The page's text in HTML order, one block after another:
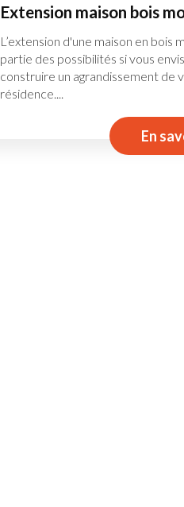
Extension maison bois
L’extension d'une maison en bois
partie des possibilités si vous
construire un agrandissement de
résidence....
En